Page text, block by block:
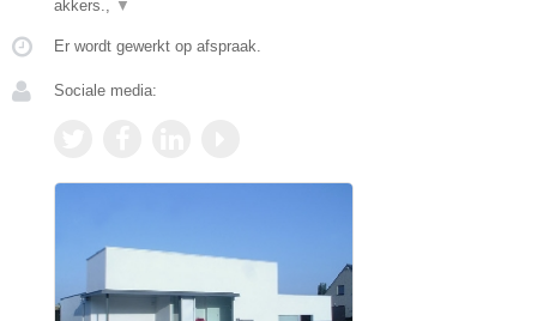
akkers.,
▼
Er wordt gewerkt op afspraak.
Sociale media: